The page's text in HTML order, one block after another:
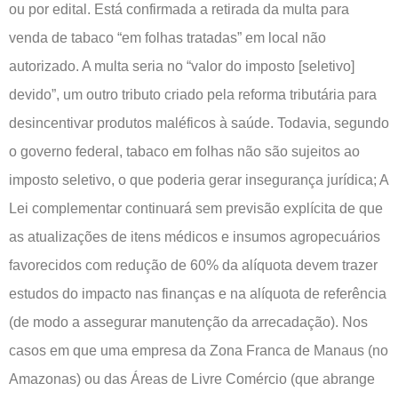
ou por edital. Está confirmada a retirada da multa para
venda de tabaco “em folhas tratadas” em local não
autorizado. A multa seria no “valor do imposto [seletivo]
devido”, um outro tributo criado pela reforma tributária para
desincentivar produtos maléficos à saúde. Todavia, segundo
o governo federal, tabaco em folhas não são sujeitos ao
imposto seletivo, o que poderia gerar insegurança jurídica; A
Lei complementar continuará sem previsão explícita de que
as atualizações de itens médicos e insumos agropecuários
favorecidos com redução de 60% da alíquota devem trazer
estudos do impacto nas finanças e na alíquota de referência
(de modo a assegurar manutenção da arrecadação). Nos
casos em que uma empresa da Zona Franca de Manaus (no
Amazonas) ou das Áreas de Livre Comércio (que abrange